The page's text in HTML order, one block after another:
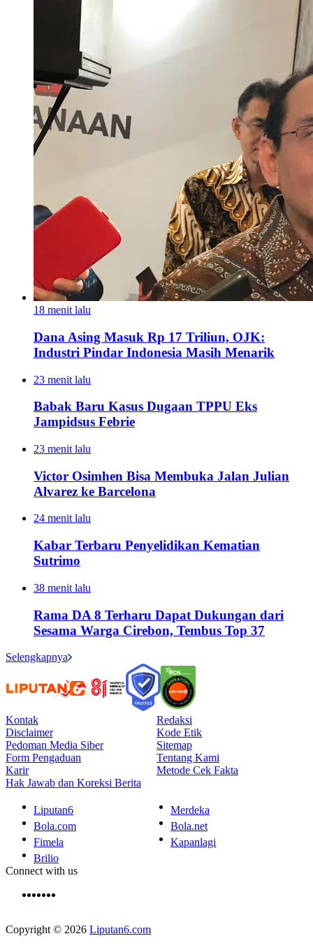
18 menit lalu
Dana Asing Masuk Rp 17 Triliun, OJK:
Industri Pindar Indonesia Masih Menarik
23 menit lalu
Babak Baru Kasus Dugaan TPPU Eks
Jampidsus Febrie
23 menit lalu
Victor Osimhen Bisa Membuka Jalan Julian
Alvarez ke Barcelona
24 menit lalu
Kabar Terbaru Penyelidikan Kematian
Sutrimo
38 menit lalu
Rama DA 8 Terharu Dapat Dukungan dari
Sesama Warga Cirebon, Tembus Top 37
Selengkapnya
Kontak
Redaksi
Disclaimer
Kode Etik
Pedoman Media Siber
Sitemap
Form Pengaduan
Tentang Kami
Karir
Metode Cek Fakta
Hak Jawab dan Koreksi Berita
Liputan6
Merdeka
Bola.com
Bola.net
Fimela
Kapanlagi
Brilio
Connect with us
Copyright © 2026 Liputan6.com